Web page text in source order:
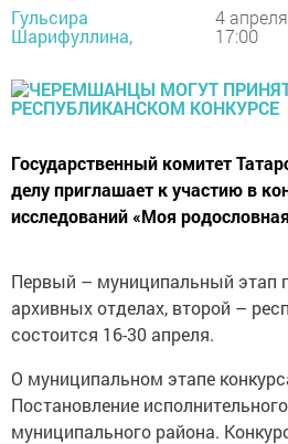
Гульсира
Шарифуллина,
4
17:00
Государственный комитет
делу приглашает к участию в
исследований «Моя
Первый – муниципальный этап
архивных отделах, второй –
состоится 16-30 апреля.
О муниципальном этапе
Постановление
муниципального района.